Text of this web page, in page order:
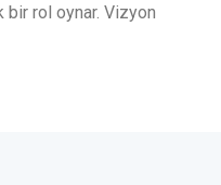
bir rol oynar. Vizyon